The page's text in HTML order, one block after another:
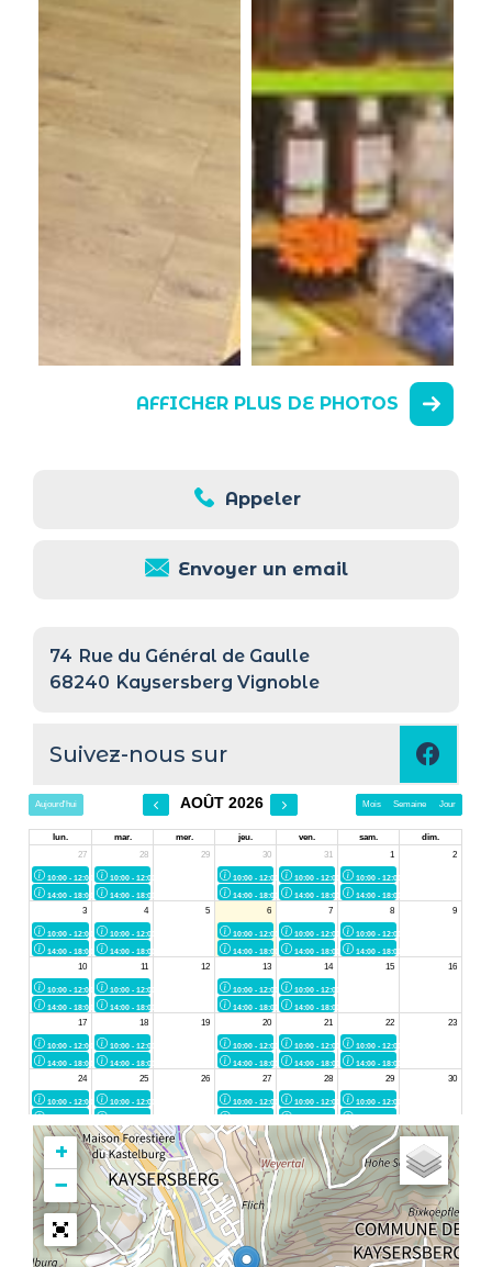
AFFICHER PLUS DE PHOTOS
Appeler
Envoyer un email
74 Rue du Général de Gaulle
68240 Kaysersberg Vignoble
Suivez-nous sur
+
−